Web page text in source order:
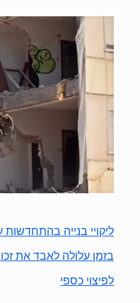
ליקויי בנייה
בזמן עלולה לאבד את
לפיצוי כספי